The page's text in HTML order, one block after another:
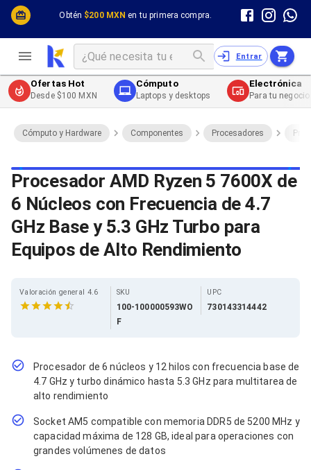
Obtén $200 MXN en tu primera compra.
Cómputo y Hardware
Desktop y Portátiles
Impresión y Consumibles
Celulares y Telefonía
Energía
Entrar
Cómputo y Hardware
Cables
Cables PC
Cables PC USB
Cables PC Serial
Cables PC SATA / eSATA
Cables PC SAS
Cables PC VGA / HD15
Cables de Audio / Video HDMI
Cables de Audio / Video VGA
Cables de Audio / Video RCA
Cables de Audio / Video Toslink
Cables de Energía
Cables de Poder (Interno)
Cables de Poder (Externo)
Cables Fibra Óptica
Cables SFP+
Conectores
Tapas y Cajas
Herramientas para Cables
Probadores de Cable
Cortadoras de Cable
Protectores para Cables
Ofertas Hot
Desde $100 MXN
Cómputo
Laptops y desktops
Electrónica
Para tu
Cómputo y Hardware Componentes Procesadores
Procesador AMD Ryzen 5 7600X de
6 Núcleos con Frecuencia de 4.7
GHz Base y 5.3 GHz Turbo para
Equipos de Alto Rendimiento
Valoración general 4.6 SKU
100-100000593WO
F
UPC
730143314442
Procesador de 6 núcleos y 12 hilos con frecuencia base de
4.7 GHz y turbo dinámico hasta 5.3 GHz para multitarea de
alto rendimiento
Socket AM5 compatible con memoria DDR5 de 5200 MHz y
capacidad máxima de 128 GB, ideal para operaciones con
grandes volúmenes de datos